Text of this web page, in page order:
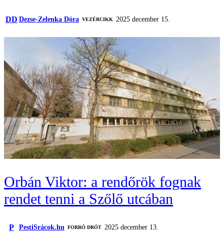
DD Dezse-Zelenka Dóra VEZÉRCIKK 2025 december 15.
Orbán Viktor: a rendőrök fognak
rendet tenni a Szőlő utcában
P PestiSrácok.hu FORRÓ DRÓT 2025 december 13.